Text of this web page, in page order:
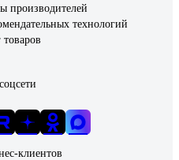
производителей
технологий
товаров
клиентов